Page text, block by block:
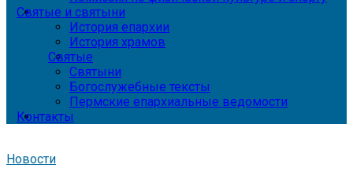
Святые и святыни
История епархии
История храмов
Святые
Святыни
Богослужебные тексты
Пермские епархиальные ведомости
Контакты
Новости